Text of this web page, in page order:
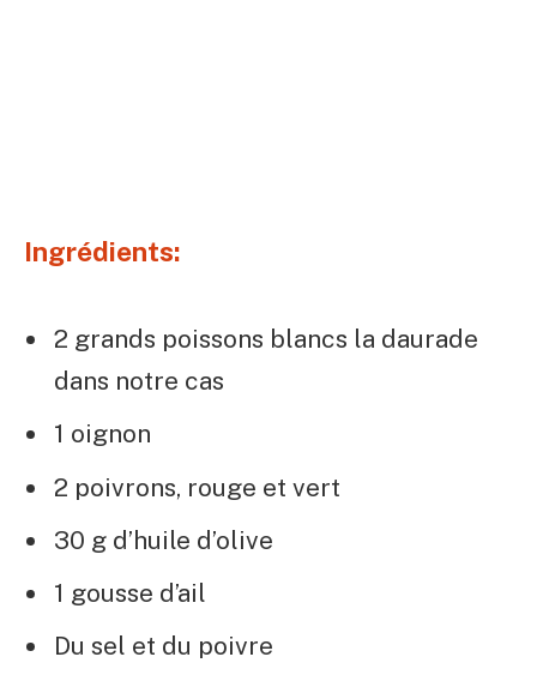
Ingrédients:
2 grands poissons blancs la daurade
dans notre cas
1 oignon
2 poivrons, rouge et vert
30 g d’huile d’olive
1 gousse d’ail
Du sel et du poivre